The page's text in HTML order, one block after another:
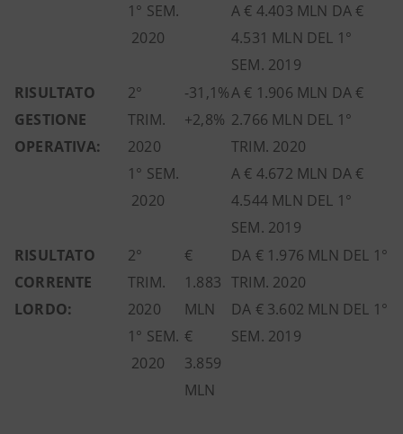
1° SEM.
2020
A € 4.403 MLN DA €
4.531 MLN DEL 1°
SEM. 2019
RISULTATO
GESTIONE
OPERATIVA:
2°
TRIM.
2020
1° SEM.
2020
-31,1%
+2,8%
A € 1.906 MLN DA €
2.766 MLN DEL 1°
TRIM. 2020
A € 4.672 MLN DA €
4.544 MLN DEL 1°
SEM. 2019
RISULTATO
CORRENTE
LORDO:
2°
TRIM.
2020
1° SEM.
2020
€
1.883
MLN
€
3.859
MLN
DA € 1.976 MLN DEL 1°
TRIM. 2020
DA € 3.602 MLN DEL 1°
SEM. 2019